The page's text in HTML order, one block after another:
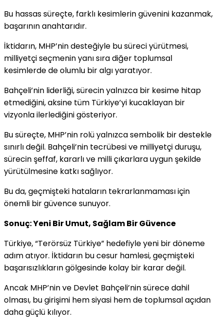
Bu hassas süreçte, farklı kesimlerin güvenini kazanmak,
başarının anahtarıdır.
İktidarın, MHP’nin desteğiyle bu süreci yürütmesi,
milliyetçi seçmenin yanı sıra diğer toplumsal
kesimlerde de olumlu bir algı yaratıyor.
Bahçeli’nin liderliği, sürecin yalnızca bir kesime hitap
etmediğini, aksine tüm Türkiye’yi kucaklayan bir
vizyonla ilerlediğini gösteriyor.
Bu süreçte, MHP’nin rolü yalnızca sembolik bir destekle
sınırlı değil. Bahçeli’nin tecrübesi ve milliyetçi duruşu,
sürecin şeffaf, kararlı ve milli çıkarlara uygun şekilde
yürütülmesine katkı sağlıyor.
Bu da, geçmişteki hataların tekrarlanmaması için
önemli bir güvence sunuyor.
Sonuç: Yeni Bir Umut, Sağlam Bir Güvence
Türkiye, “Terörsüz Türkiye” hedefiyle yeni bir döneme
adım atıyor. İktidarın bu cesur hamlesi, geçmişteki
başarısızlıkların gölgesinde kolay bir karar değil.
Ancak MHP’nin ve Devlet Bahçeli’nin sürece dahil
olması, bu girişimi hem siyasi hem de toplumsal açıdan
daha güçlü kılıyor.